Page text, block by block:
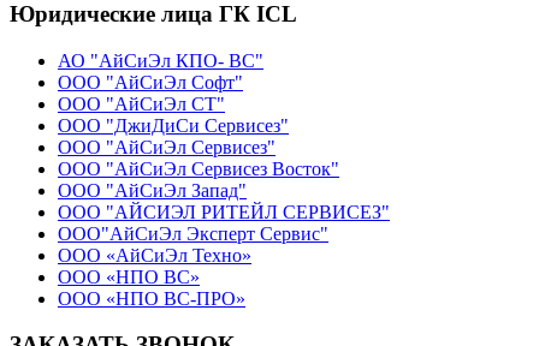
Юридические лица ГК ICL
АО "АйСиЭл КПО- ВС"
ООО "АйСиЭл Софт"
ООО "АйСиЭл СТ"
ООО "ДжиДиСи Сервисез"
ООО "АйСиЭл Сервисез"
ООО "АйСиЭл Сервисез Восток"
ООО "АйСиЭл Запад"
ООО "АЙСИЭЛ РИТЕЙЛ СЕРВИСЕЗ"
ООО"АйСиЭл Эксперт Сервис"
ООО «АйСиЭл Техно»
ООО «НПО ВС»
ООО «НПО ВС-ПРО»